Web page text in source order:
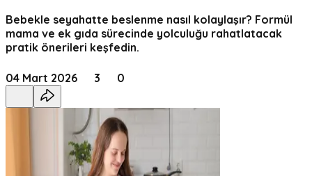
Bebekle seyahatte beslenme nasıl kolaylaşır? Formül
mama ve ek gıda sürecinde yolculuğu rahatlatacak
pratik önerileri keşfedin.
04 Mart 2026 3 0